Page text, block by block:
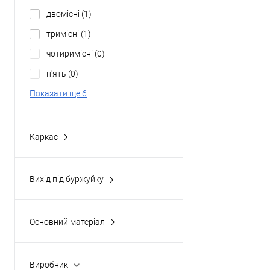
6(0)
двомісні (1)
тримісні (1)
чотиримісні (0)
п'ять (0)
Показати ще 6
Каркас
Вихід під буржуйку
Основний матеріал
Виробник